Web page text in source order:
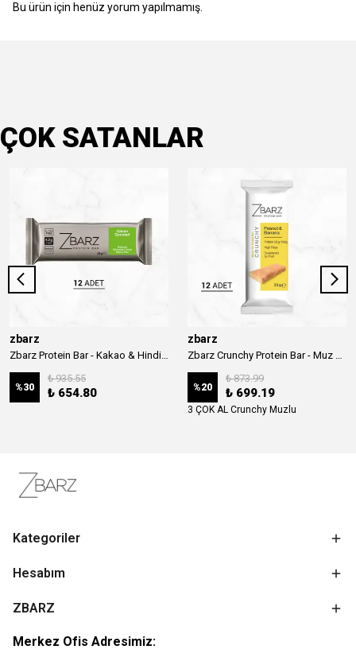
Bu ürün için henüz yorum yapılmamış.
ÇOK SATANLAR
zbarz
Zbarz Protein Bar - Kakao & Hindistan Cevizi
%30
₺ 935.55
₺ 654.80
zbarz
Zbarz Crunchy Protein Bar - Muz & Yer Fıstığı
%20
₺ 873.99
₺ 699.19
3 ÇOK AL Crunchy Muzlu
Kategoriler
Hesabım
ZBARZ
Merkez Ofis Adresimiz: